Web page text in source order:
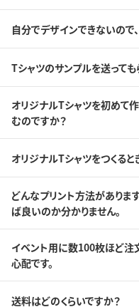
自分でデザインできないので
Tシャツのサンプルを送って
オリジナルTシャツを初めて
むのですか？
オリジナルTシャツをつくる
どんなプリント方法がありま
ば良いのか分かりません。
イベント用に数100枚ほど注
心配です。
送料はどのくらいですか？